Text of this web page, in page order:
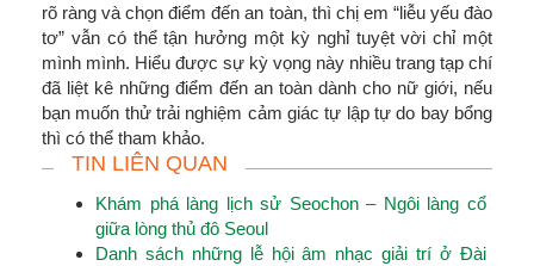
rõ ràng và chọn điểm đến an toàn, thì chị em “liễu yếu đào
tơ” vẫn có thể tận hưởng một kỳ nghỉ tuyệt vời chỉ một
mình mình. Hiểu được sự kỳ vọng này nhiều trang tạp chí
đã liệt kê những điểm đến an toàn dành cho nữ giới, nếu
bạn muốn thử trải nghiệm cảm giác tự lập tự do bay bổng
thì có thể tham khảo.
TIN LIÊN QUAN
Khám phá làng lịch sử Seochon – Ngôi làng cổ
giữa lòng thủ đô Seoul
Danh sách những lễ hội âm nhạc giải trí ở Đài